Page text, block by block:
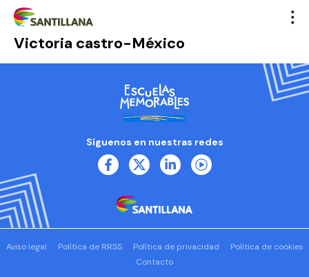
Victoria castro-México
Síguenos en nuestras redes
Aviso legal Política de RRSS Política de privacidad
Política de cookies
Contacto